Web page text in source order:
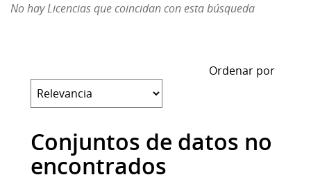
No hay Licencias que coincidan con esta búsqueda
Ordenar por
Conjuntos de datos no
encontrados